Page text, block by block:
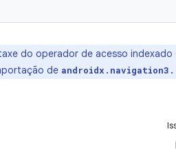
do operador de acesso indexado
de